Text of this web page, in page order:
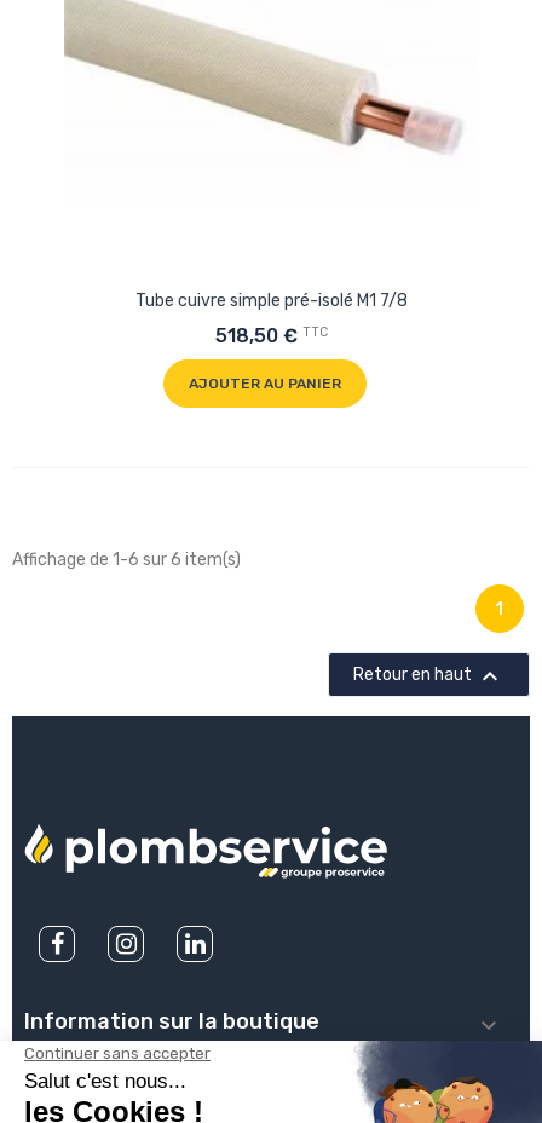
Tube cuivre simple pré-isolé M1 7/8
518,50 € TTC
AJOUTER AU PANIER
Affichage de 1-6 sur 6 item(s)
1
Retour en haut 
Information sur la boutique 
PLOMBSERVICE 